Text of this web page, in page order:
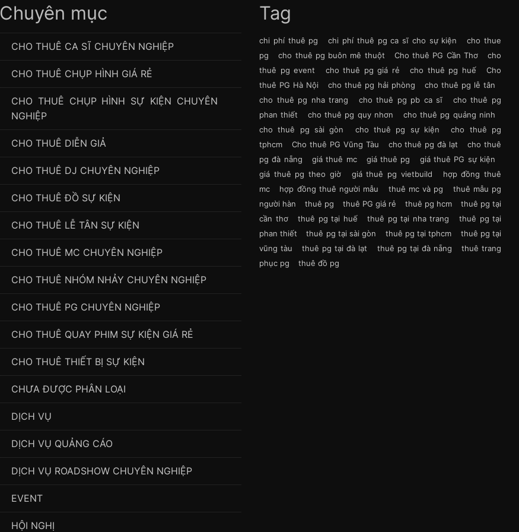
Chuyên mục
CHO THUÊ CA SĨ CHUYÊN NGHIỆP
CHO THUÊ CHỤP HÌNH GIÁ RẺ
CHO THUÊ CHỤP HÌNH SỰ KIỆN CHUYÊN
NGHIỆP
CHO THUÊ DIỄN GIẢ
CHO THUÊ DJ CHUYÊN NGHIỆP
CHO THUÊ ĐỒ SỰ KIỆN
CHO THUÊ LỄ TÂN SỰ KIỆN
CHO THUÊ MC CHUYÊN NGHIỆP
CHO THUÊ NHÓM NHẢY CHUYÊN NGHIỆP
CHO THUÊ PG CHUYÊN NGHIỆP
CHO THUÊ QUAY PHIM SỰ KIỆN GIÁ RẺ
CHO THUÊ THIẾT BỊ SỰ KIỆN
CHƯA ĐƯỢC PHÂN LOẠI
DỊCH VỤ
DỊCH VỤ QUẢNG CÁO
DỊCH VỤ ROADSHOW CHUYÊN NGHIỆP
EVENT
HỘI NGHỊ
Tag
chi phí thuê pg chi phí thuê pg ca sĩ cho sự kiện
cho thue
pg
cho thuê pg buôn mê thuột Cho thuê PG Cần Thơ
cho
thuê pg event
cho thuê pg giá rẻ cho thuê pg huế
Cho
thuê PG Hà Nội
cho thuê pg hải phòng
cho thuê pg lễ tân
cho thuê pg nha trang
cho thuê pg pb ca sĩ
cho thuê pg
phan thiết
cho thuê pg quy nhơn
cho thuê pg quảng ninh
cho thuê pg sài gòn
cho thuê pg sự kiện
cho thuê pg
tphcm
Cho thuê PG Vũng Tàu cho thuê pg đà lạt
cho thuê
pg đà nẵng
giá thuê mc giá thuê pg
giá thuê PG sự kiện
giá thuê pg theo giờ
giá thuê pg vietbuild
hợp đồng thuê
mc
hợp đồng thuê người mẫu thuê mc và pg
thuê mẫu pg
người hàn
thuê pg thuê PG giá rẻ thuê pg hcm
thuê pg tại
cần thơ
thuê pg tại huế thuê pg tại nha trang
thuê pg tại
phan thiết
thuê pg tại sài gòn thuê pg tại tphcm
thuê pg tại
vũng tàu
thuê pg tại đà lạt thuê pg tại đà nẵng
thuê trang
phục pg
thuê đồ pg